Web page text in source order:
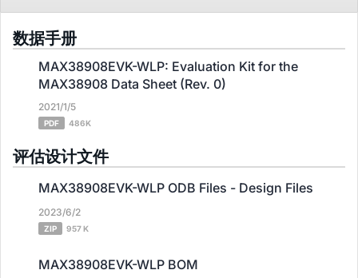
数据手册
MAX38908EVK-WLP: Evaluation Kit for the
MAX38908 Data Sheet (Rev. 0)
2021/1/5
PDF 486K
评估设计文件
MAX38908EVK-WLP ODB Files - Design Files
2023/6/2
ZIP 957 K
MAX38908EVK-WLP BOM